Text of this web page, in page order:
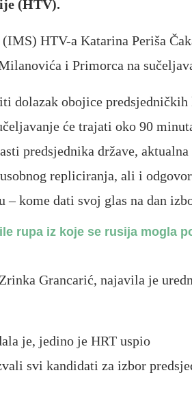
(HTV).
HTV-a Katarina Periša
i Primorca na
dolazak obojice predsjedničkih
će trajati oko 90
predsjednika države,
repliciranja, ali i
kome dati svoj glas na dan
rupa iz koje se rusija mogla
Grancarić, najavila je
je, jedino je HRT uspio
svi kandidati za izbor